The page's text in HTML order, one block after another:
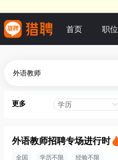
首页 职位
更多 学历
外语教师招聘专场进行时
全国 学历不限 经验不限